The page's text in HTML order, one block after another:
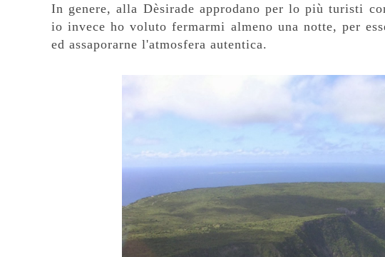
In genere, alla Dèsirade approdano per lo più turisti
io invece ho voluto fermarmi almeno una notte, per
ed assaporarne l'atmosfera autentica.